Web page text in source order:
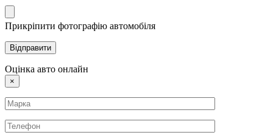
Прикріпити фотографію автомобіля
Оцінка авто онлайн
×